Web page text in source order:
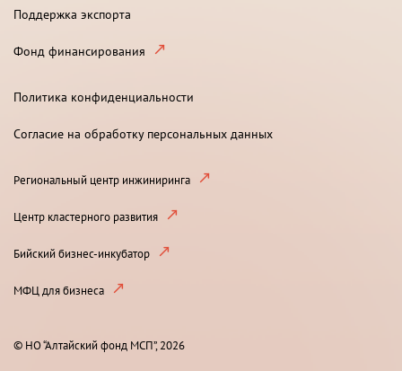
Поддержка экспорта
Фонд финансирования
Политика конфиденциальности
Согласие на обработку персональных данных
Региональный центр инжиниринга
Центр кластерного развития
Бийский бизнес-инкубатор
МФЦ для бизнеса
© НО “Алтайский фонд МСП”, 2026